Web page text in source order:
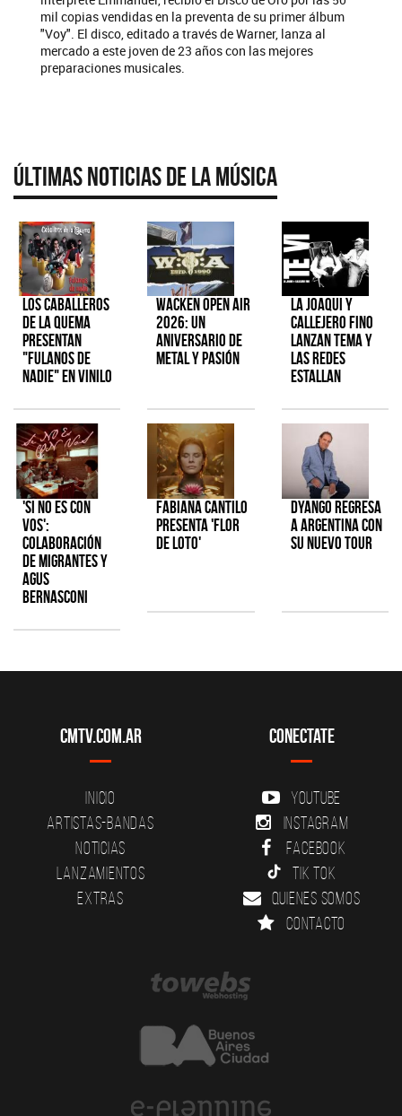
mil copias vendidas en la preventa de su primer álbum
"Voy". El disco, editado a través de Warner, lanza al
mercado a este joven de 23 años con las mejores
preparaciones musicales.
Últimas Noticias de la Música
Los Caballeros
de la Quema
presentan
"Fulanos de
Nadie" en vinilo
Wacken Open Air
2026: Un
aniversario de
metal y pasión
La Joaqui y
Callejero Fino
lanzan tema y
las redes
estallan
'Si No Es Con
Vos':
colaboración
de Migrantes y
Agus
Bernasconi
Fabiana Cantilo
presenta 'Flor
de Loto'
Dyango regresa
a Argentina con
su nuevo tour
CMTV.com.ar
Inicio
Artistas-Bandas
Noticias
Lanzamientos
Extras
Conectate
YouTube
Instagram
Facebook
Tik Tok
Quienes somos
Contacto